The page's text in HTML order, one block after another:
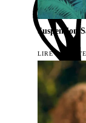
Suspension
LIRE LA SUITE